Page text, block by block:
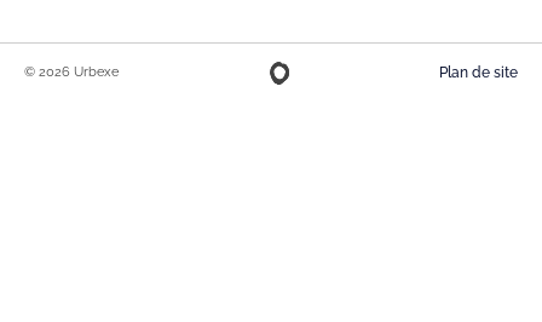
© 2026 Urbexe Plan de site